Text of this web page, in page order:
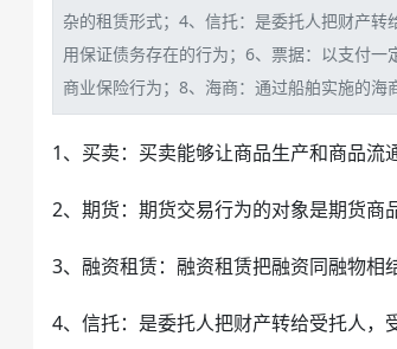
杂的租赁形式；4、 信托：是委托人把财产转
用保证债务存在的行为；6、 票据：以支付一
商业保险行为；8、海商：通过船舶实施的海
1、买卖：买卖能够让商品生产和商品流
2、期货： 期货交易行为的对象是期货商
3、融资租赁：融资租赁把融资同融物相
4、信托：是委托人把财产转给受托人，